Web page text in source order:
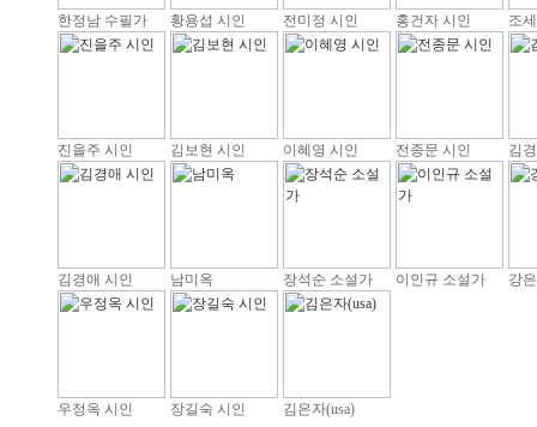
한정남 수필가 황용섭 시인 전미정 시인 홍건자 시인 조
진을주 시인 김보현 시인 이혜영 시인 전종문 시인 김
김경애 시인 남미옥 장석순 소설가 이인규 소설가 강
우정옥 시인 장길숙 시인 김은자(usa)